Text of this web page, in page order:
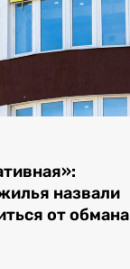
назвали
от обмана